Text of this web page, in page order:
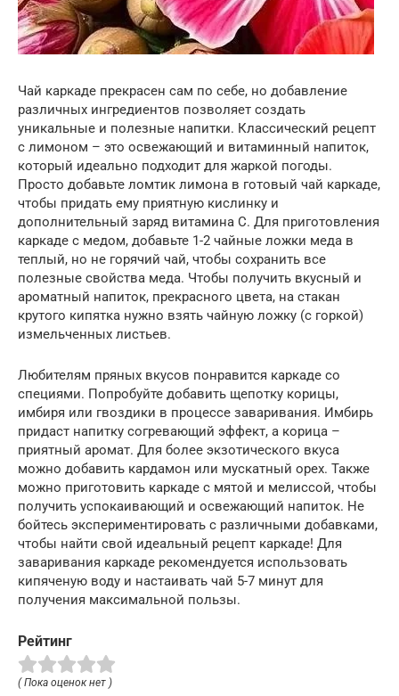
Чай каркаде прекрасен сам по себе, но добавление
различных ингредиентов позволяет создать
уникальные и полезные напитки. Классический рецепт
с лимоном – это освежающий и витаминный напиток,
который идеально подходит для жаркой погоды.
Просто добавьте ломтик лимона в готовый чай каркаде,
чтобы придать ему приятную кислинку и
дополнительный заряд витамина C. Для приготовления
каркаде с медом, добавьте 1-2 чайные ложки меда в
теплый, но не горячий чай, чтобы сохранить все
полезные свойства меда. Чтобы получить вкусный и
ароматный напиток, прекрасного цвета, на стакан
крутого кипятка нужно взять чайную ложку (с горкой)
измельченных листьев.
Любителям пряных вкусов понравится каркаде со
специями. Попробуйте добавить щепотку корицы,
имбиря или гвоздики в процессе заваривания. Имбирь
придаст напитку согревающий эффект, а корица –
приятный аромат. Для более экзотического вкуса
можно добавить кардамон или мускатный орех. Также
можно приготовить каркаде с мятой и мелиссой, чтобы
получить успокаивающий и освежающий напиток. Не
бойтесь экспериментировать с различными добавками,
чтобы найти свой идеальный рецепт каркаде! Для
заваривания каркаде рекомендуется использовать
кипяченую воду и настаивать чай 5-7 минут для
получения максимальной пользы.
Рейтинг
( Пока оценок нет )